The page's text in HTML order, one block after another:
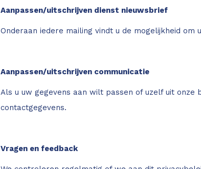
Aanpassen/uitschrijven dienst nieuwsbrief
Onderaan iedere mailing vindt u de mogelijkheid
Aanpassen/uitschrijven communicatie
Als u uw gegevens aan wilt passen of uzelf uit
contactgegevens.
Vragen en feedback